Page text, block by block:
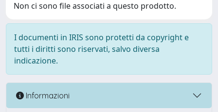
Non ci sono file associati a questo prodotto.
I documenti in IRIS sono protetti da copyright e
tutti i diritti sono riservati, salvo diversa
indicazione.
Informazioni